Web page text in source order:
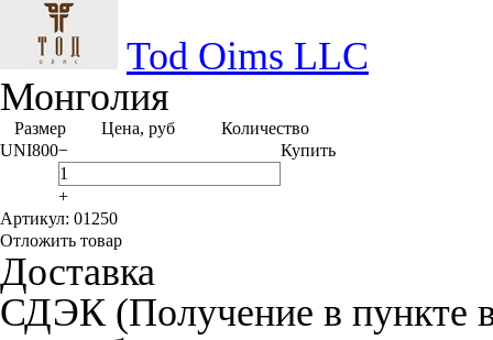
Tod Oims LLC
Монголия
Размер Цена, руб
Количество
UNI800−
+
Купить
Артикул: 01250
Отложить товар
Доставка
СДЭК (Получение в пункте